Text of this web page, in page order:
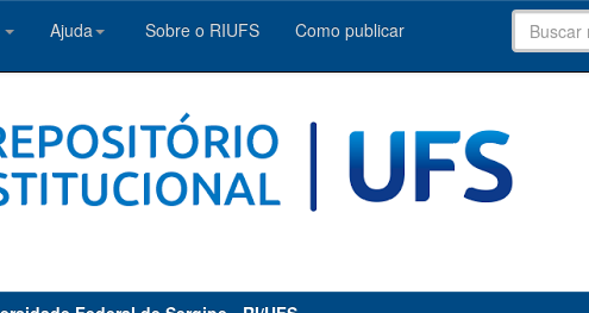
Ajuda Sobre o RIUFS Como publicar